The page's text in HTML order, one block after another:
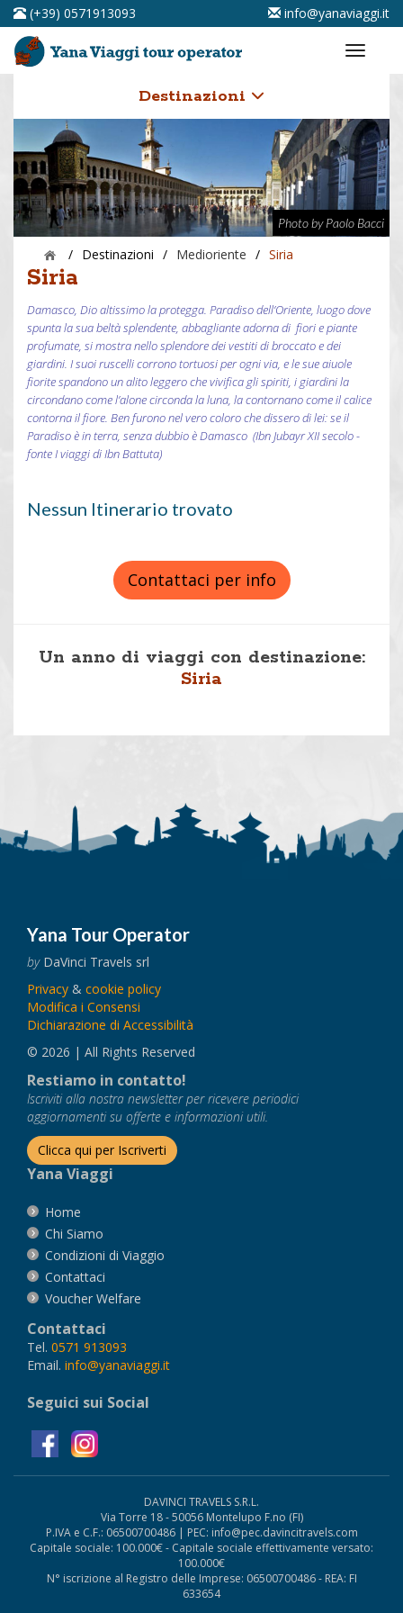
(+39) 0571913093 info@yanaviaggi.it
Destinazioni
Photo by Paolo Bacci
/ Destinazioni / Medioriente / Siria
Siria
Damasco, Dio altissimo la protegga. Paradiso dell’Oriente, luogo dove
spunta la sua beltà splendente, abbagliante adorna di fiori e piante
profumate, si mostra nello splendore dei vestiti di broccato e dei
giardini. I suoi ruscelli corrono tortuosi per ogni via, e le sue aiuole
fiorite spandono un alito leggero che vivifica gli spiriti, i giardini la
circondano come l’alone circonda la luna, la contornano come il calice
contorna il fiore. Ben furono nel vero coloro che dissero di lei: se il
Paradiso è in terra, senza dubbio è Damasco (Ibn Jubayr XII secolo -
fonte I viaggi di Ibn Battuta)
Nessun Itinerario trovato
Contattaci per info
Un anno di viaggi con destinazione:
Siria
Yana Tour Operator
byDaVinci Travels srl
Privacy & cookie policy
Modifica i Consensi
Dichiarazione di Accessibilità
© 2026 | All Rights Reserved
Restiamo in contatto!
Iscriviti alla nostra newsletter per ricevere periodici
aggiornamenti su offerte e informazioni utili.
Clicca qui per Iscriverti
Yana Viaggi
Home
Chi Siamo
Condizioni di Viaggio
Contattaci
Voucher Welfare
Contattaci
Tel. 0571 913093
Email. info@yanaviaggi.it
Seguici sui Social
DAVINCI TRAVELS S.R.L.
Via Torre 18 - 50056 Montelupo F.no (FI)
P.IVA e C.F.: 06500700486 | PEC: info@pec.davincitravels.com
Capitale sociale: 100.000€ - Capitale sociale effettivamente versato:
100.000€
N° iscrizione al Registro delle Imprese: 06500700486 - REA: FI
633654